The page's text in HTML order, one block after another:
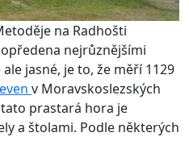
na Radhošti
nejrůznějšími
jasné, je to, že měří 1129
v Moravskoslezských
tato prastará hora je
a štolami. Podle některých